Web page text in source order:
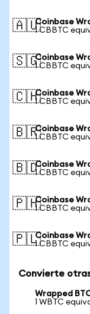
🇦🇺Coinbase
1 CBBTC
🇸🇬Coinbase
1 CBBTC
🇨🇭Coinbase
1 CBBTC
🇧🇷Coinbase
1 CBBTC
🇧🇩Coinbase
1 CBBTC
🇵🇭Coinbase
1 CBBTC
🇵🇱Coinbase
1 CBBTC
Convierte
Wrapped
1 WBTC